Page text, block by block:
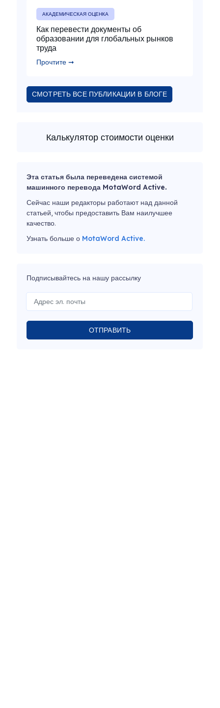
АКАДЕМИЧЕСКАЯ ОЦЕНКА
Как перевести документы об
образовании для глобальных рынков
труда
Прочтите ➞
СМОТРЕТЬ ВСЕ ПУБЛИКАЦИИ В БЛОГЕ
Калькулятор стоимости оценки
Эта статья была переведена системой
машинного перевода MotaWord Active.
Сейчас наши редакторы работают над данной
статьей, чтобы предоставить Вам наилучшее
качество.
Узнать больше о MotaWord Active.
Подписывайтесь на нашу рассылку
ОТПРАВИТЬ